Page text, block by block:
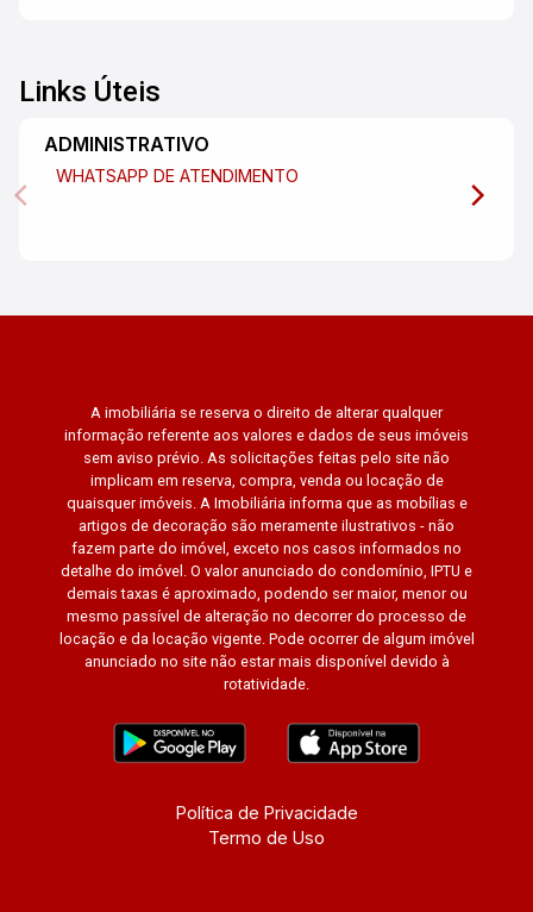
Links Úteis
ADMINISTRATIVO
WHATSAPP DE ATENDIMENTO
A imobiliária se reserva o direito de alterar qualquer
informação referente aos valores e dados de seus imóveis
sem aviso prévio. As solicitações feitas pelo site não
implicam em reserva, compra, venda ou locação de
quaisquer imóveis. A Imobiliária informa que as mobílias e
artigos de decoração são meramente ilustrativos - não
fazem parte do imóvel, exceto nos casos informados no
detalhe do imóvel. O valor anunciado do condomínio, IPTU e
demais taxas é aproximado, podendo ser maior, menor ou
mesmo passível de alteração no decorrer do processo de
locação e da locação vigente. Pode ocorrer de algum imóvel
anunciado no site não estar mais disponível devido à
rotatividade.
Política de Privacidade
Termo de Uso